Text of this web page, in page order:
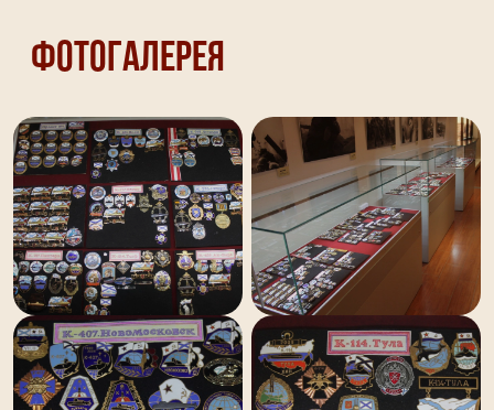
Фотогалерея